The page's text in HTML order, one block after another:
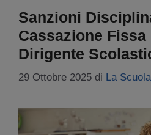
Sanzioni
Cassazione
Dirigente
29 Ottobre 2025 di La